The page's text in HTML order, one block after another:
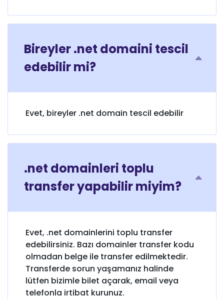
Bireyler .net domaini tescil
edebilir mi?
Evet, bireyler .net domain tescil edebilir
.net domainleri toplu
transfer yapabilir miyim?
Evet, .net domainlerini toplu transfer
edebilirsiniz. Bazı domainler transfer kodu
olmadan belge ile transfer edilmektedir.
Transferde sorun yaşamanız halinde
lütfen bizimle bilet açarak, email veya
telefonla irtibat kurunuz.